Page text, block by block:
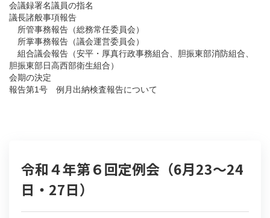
会議録署名議員の指名
議長諸般事項報告
所管事務報告（総務常任委員会）
所掌事務報告（議会運営委員会）
組合議会報告（安平・厚真行政事務組合、胆振東部消防組合、
胆振東部日高西部衛生組合）
会期の決定
報告第1号 例月出納検査報告について
令和４年第６回定例会（6月23～24
日・27日）